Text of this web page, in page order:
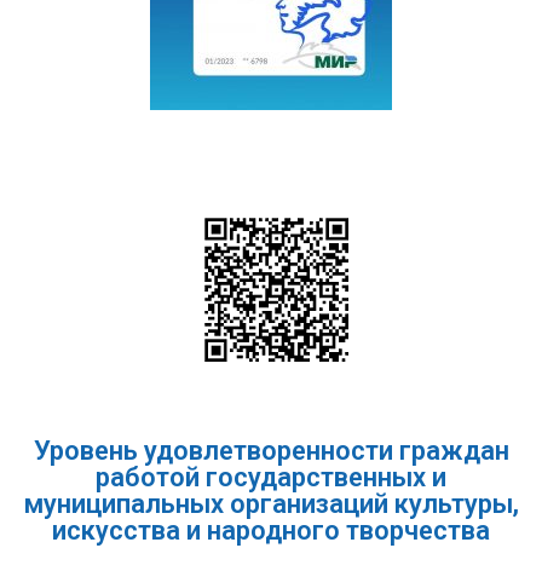
Уровень удовлетворенности граждан
работой государственных и
муниципальных организаций культуры,
искусства и народного творчества